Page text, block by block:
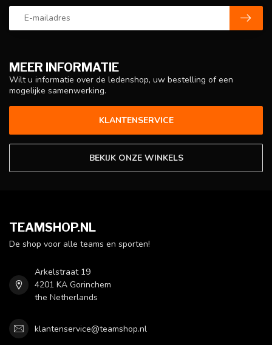
MEER INFORMATIE
Wilt u informatie over de ledenshop, uw bestelling of een
mogelijke samenwerking.
KLANTENSERVICE
BEKIJK ONZE WINKELS
TEAMSHOP.NL
De shop voor alle teams en sporten!
Arkelstraat 19
4201 KA Gorinchem
the Netherlands
klantenservice@teamshop.nl